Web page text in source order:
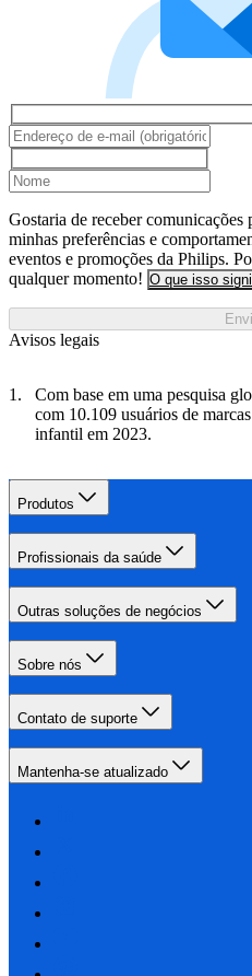
Gostaria de receber comunicações
minhas preferências e
eventos e promoções da Philips.
qualquer momento! O que isso
Avisos legais
Com base em uma pesquisa
com 10.109 usuários de
infantil em 2023.
Produtos
Profissionais da saúde
Outras soluções de negócios
Sobre nós
Contato de suporte
Mantenha-se atualizado